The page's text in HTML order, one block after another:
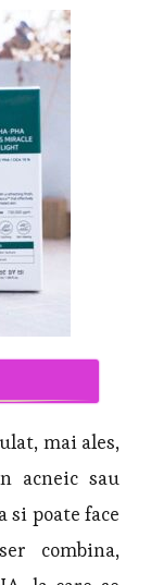
mai ales,
acneic sau
poate face
combina,